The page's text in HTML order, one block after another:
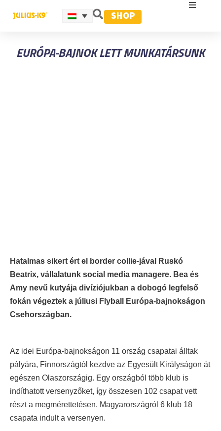
SHOP
EURÓPA-BAJNOK LETT MUNKATÁRSUNK
Hatalmas sikert ért el border collie-jával Ruskó
Beatrix, vállalatunk social media managere. Bea és
Amy nevű kutyája divíziójukban a dobogó legfelső
fokán végeztek a júliusi Flyball Európa-bajnokságon
Csehországban.
Az idei Európa-bajnokságon 11 ország csapatai álltak
pályára, Finnországtól kezdve az Egyesült Királyságon át
egészen Olaszországig. Egy országból több klub is
indíthatott versenyzőket, így összesen 102 csapat vett
részt a megmérettetésen. Magyarországról 6 klub 18
csapata indult a versenyen.